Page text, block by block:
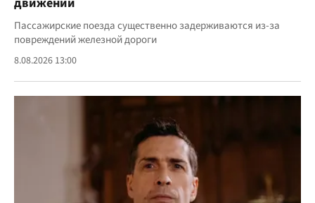
Пассажирские поезда существенно задерживаются из-за
повреждений железной дороги
8.08.2026 13:00